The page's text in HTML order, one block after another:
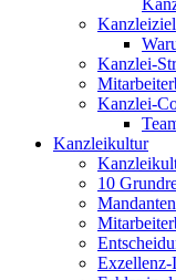
Kanzleiziel
Kanzlei-
Kanzlei-
Kanzleikultur
10